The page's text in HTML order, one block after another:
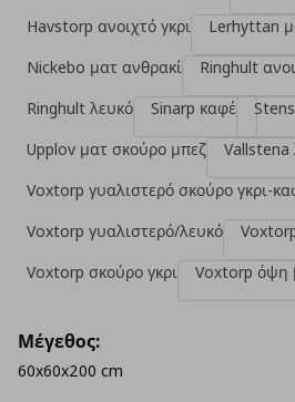
Havstorp ανοιχτό γκρι
Lerhyttan
Nickebo ματ ανθρακί
Ringhult
Ringhult λευκό
Sinarp καφέ
Upplov ματ σκούρο μπεζ
Vallstena
Voxtorp γυαλιστερό σκούρο γκρι-
Voxtorp γυαλιστερό/λευκό
Voxtorp σκούρο γκρι
Voxtorp όψη
Μέγεθος:
60x60x200 cm